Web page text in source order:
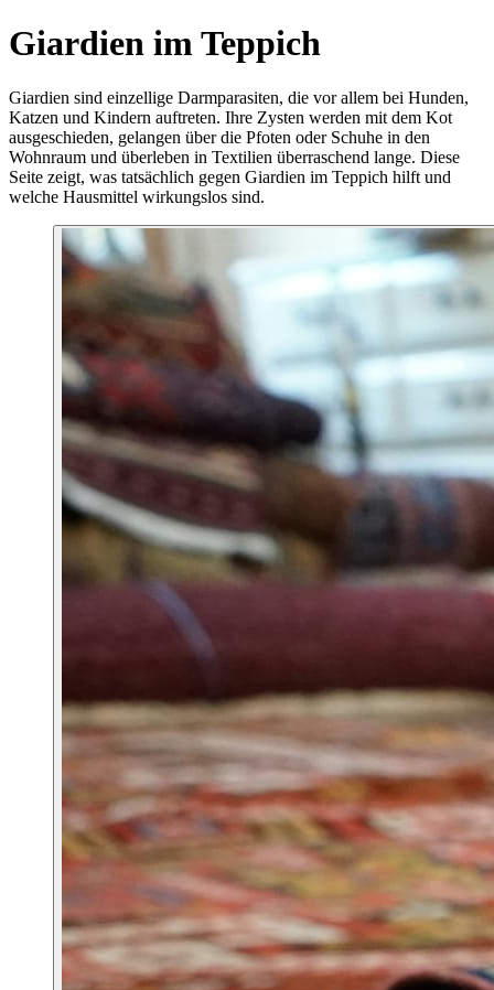
Giardien im Teppich
Giardien sind einzellige Darmparasiten, die vor allem bei Hunden,
Katzen und Kindern auftreten. Ihre Zysten werden mit dem Kot
ausgeschieden, gelangen über die Pfoten oder Schuhe in den
Wohnraum und überleben in Textilien überraschend lange. Diese
Seite zeigt, was tatsächlich gegen Giardien im Teppich hilft und
welche Hausmittel wirkungslos sind.